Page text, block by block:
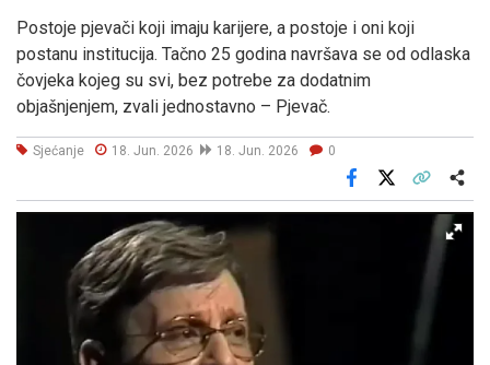
Postoje pjevači koji imaju karijere, a postoje i oni koji
postanu institucija. Tačno 25 godina navršava se od odlaska
čovjeka kojeg su svi, bez potrebe za dodatnim
objašnjenjem, zvali jednostavno – Pjevač.
Sjećanje 18. Jun. 2026 18. Jun. 2026 0
Facebook